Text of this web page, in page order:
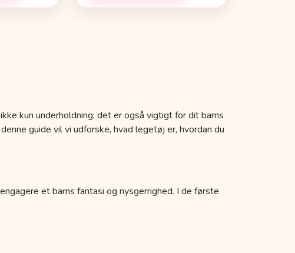
kun underholdning; det er også vigtigt for dit barns
guide vil vi udforske, hvad legetøj er, hvordan du
et barns fantasi og nysgerrighed. I de første